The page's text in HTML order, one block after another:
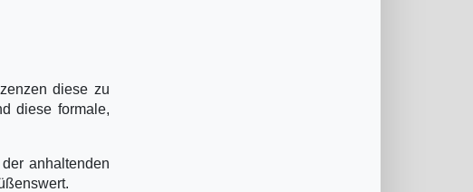
diese zu
diese formale,
anhaltenden